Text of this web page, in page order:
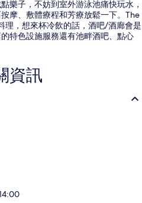
樂子，不妨到室外游泳池痛快玩水，
摩、敷體療程和芳療放鬆一下。The
理，想來杯冷飲的話，酒吧/酒廊會是
特色設施服務還有池畔酒吧、點心
資訊